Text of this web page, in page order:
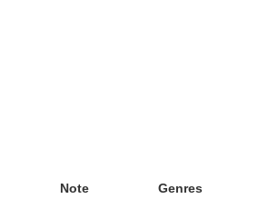
Note Genres